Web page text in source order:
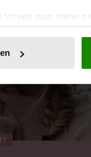
een paar meter
om functies
van onze
combineren
hun services. U